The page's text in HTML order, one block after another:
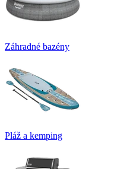
Záhradné bazény
Pláž a kemping